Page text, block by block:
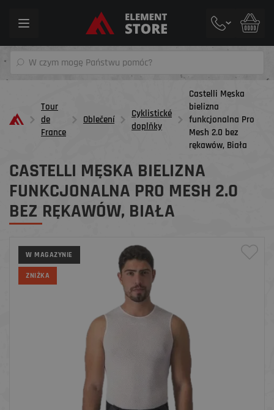
Toggle
Tour
de
France
Oblečení
Cyklistické
doplňky
Castelli Męska
bielizna
funkcjonalna Pro
Mesh 2.0 bez
rękawów, Biała
CASTELLI MĘSKA BIELIZNA
FUNKCJONALNA PRO MESH 2.0
BEZ RĘKAWÓW, BIAŁA
W MAGAZYNIE
ZNIŻKA